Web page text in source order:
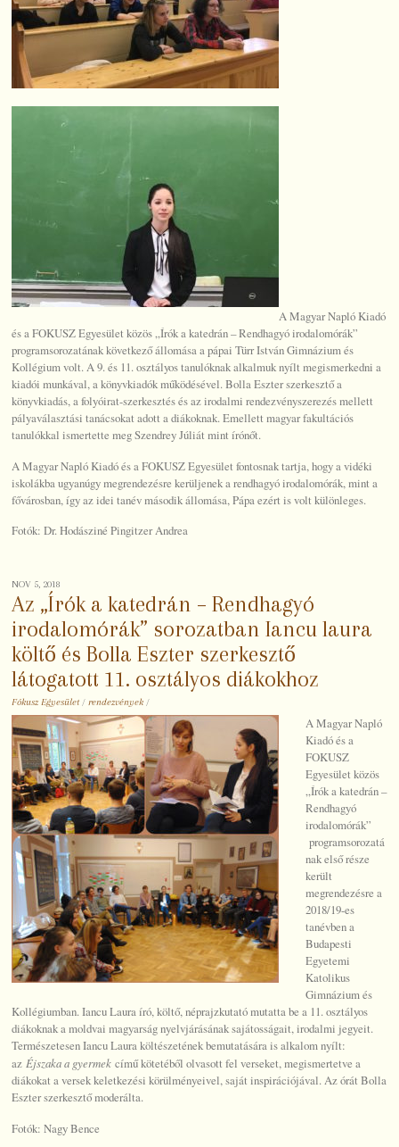
A Magyar Napló Kiadó
és a FOKUSZ Egyesület közös „Írók a katedrán – Rendhagyó irodalomórák”
programsorozatának következő állomása a pápai Türr István Gimnázium és
Kollégium volt. A 9. és 11. osztályos tanulóknak alkalmuk nyílt megismerkedni a
kiadói munkával, a könyvkiadók működésével. Bolla Eszter szerkesztő a
könyvkiadás, a folyóirat-szerkesztés és az irodalmi rendezvényszerezés mellett
pályaválasztási tanácsokat adott a diákoknak. Emellett magyar fakultációs
tanulókkal ismertette meg Szendrey Júliát mint írónőt.
A Magyar Napló Kiadó és a FOKUSZ Egyesület fontosnak tartja, hogy a vidéki
iskolákba ugyanúgy megrendezésre kerüljenek a rendhagyó irodalomórák, mint a
fővárosban, így az idei tanév második állomása, Pápa ezért is volt különleges.
Fotók: Dr. Hodásziné Pingitzer Andrea
NOV 5, 2018
Az „Írók a katedrán – Rendhagyó
irodalomórák” sorozatban Iancu laura
költő és Bolla Eszter szerkesztő
látogatott 11. osztályos diákokhoz
Fókusz Egyesület / rendezvények /
A Magyar Napló
Kiadó és a
FOKUSZ
Egyesület közös
„Írók a katedrán –
Rendhagyó
irodalomórák”
programsorozatá
nak első része
került
megrendezésre a
2018/19-es
tanévben a
Budapesti
Egyetemi
Katolikus
Gimnázium és
Kollégiumban. Iancu Laura író, költő, néprajzkutató mutatta be a 11. osztályos
diákoknak a moldvai magyarság nyelvjárásának sajátosságait, irodalmi jegyeit.
Természetesen Iancu Laura költészetének bemutatására is alkalom nyílt:
azÉjszaka a gyermek című kötetéből olvasott fel verseket, megismertetve a
diákokat a versek keletkezési körülményeivel, saját inspirációjával. Az órát Bolla
Eszter szerkesztő moderálta.
Fotók: Nagy Bence